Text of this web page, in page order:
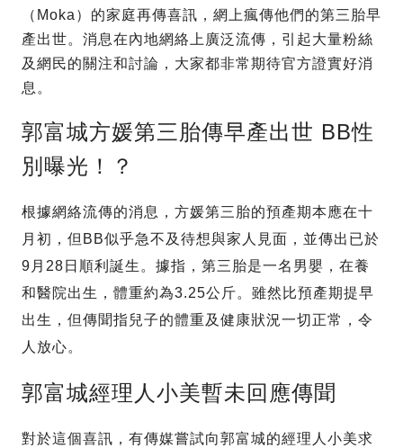
（Moka）的家庭再傳喜訊，網上瘋傳他們的第三胎早
產出世。消息在內地網絡上廣泛流傳，引起大量粉絲
及網民的關注和討論，大家都非常期待官方證實好消
息。
郭富城方媛第三胎傳早產出世 BB性
別曝光！？
根據網絡流傳的消息，方媛第三胎的預產期本應在十
月初，但BB似乎急不及待想與家人見面，並傳出已於
9月28日順利誕生。據指，第三胎是一名男嬰，在養
和醫院出生，體重約為3.25公斤。雖然比預產期提早
出生，但傳聞指兒子的體重及健康狀況一切正常，令
人放心。
郭富城經理人小美暫未回應傳聞
對於這個喜訊，有傳媒嘗試向郭富城的經理人小美求